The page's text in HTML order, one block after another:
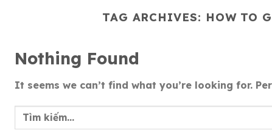
TAG ARCHIVES: HOW TO
Nothing Found
It seems we can’t find what you’re looking for.